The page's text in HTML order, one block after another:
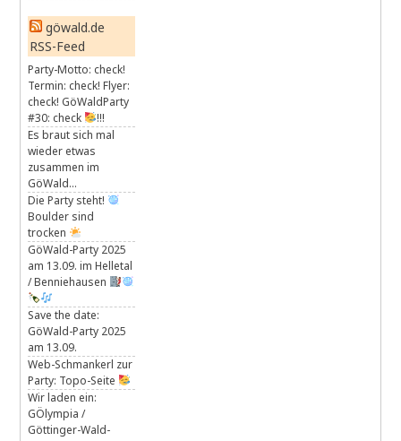
göwald.de
RSS-Feed
Party-Motto: check!
Termin: check! Flyer:
check! GöWaldParty
#30: check
!!!
Es braut sich mal
wieder etwas
zusammen im
GöWald…
Die Party steht!
Boulder sind
trocken
GöWald-Party 2025
am 13.09. im Helletal
/ Benniehausen
Save the date:
GöWald-Party 2025
am 13.09.
Web-Schmankerl zur
Party: Topo-Seite
Wir laden ein:
GÖlympia /
Göttinger-Wald-